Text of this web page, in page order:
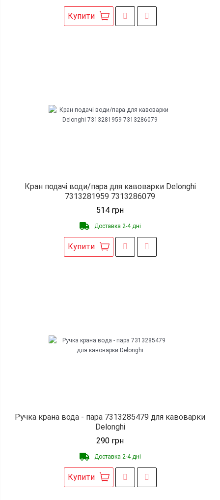
Купити
Кран подачі води/пара для кавоварки Delonghi
7313281959 7313286079
514 грн
Доставка 2-4 дні
Купити
Ручка крана вода - пара 7313285479 для кавоварки
Delonghi
290 грн
Доставка 2-4 дні
Купити